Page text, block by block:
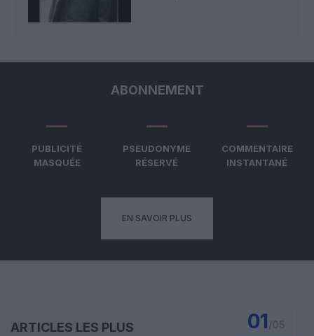
ABONNEMENT
PUBLICITÉ
MASQUÉE
PSEUDONYME
RÉSERVÉ
COMMENTAIRE
INSTANTANÉ
EN SAVOIR PLUS
ARTICLES LES PLUS
01